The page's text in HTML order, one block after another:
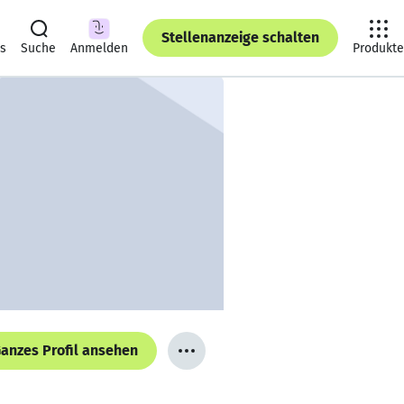
Suche Anmelden
Stellenanzeige schalten
Produkte
Profil ansehen